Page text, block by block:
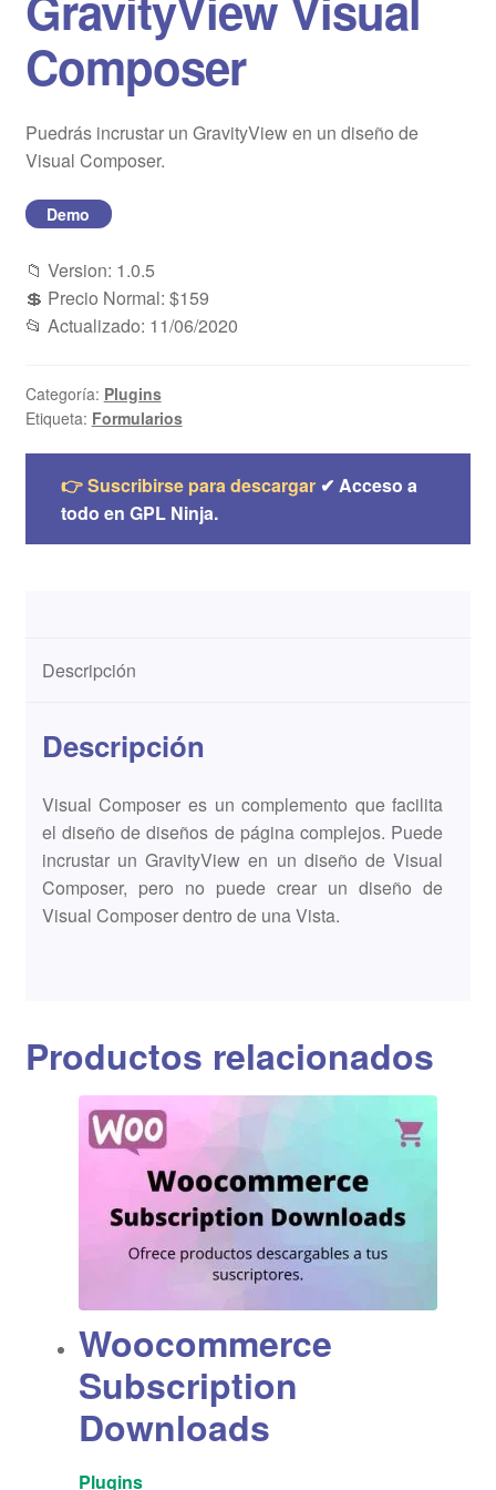
Blog
Mi cuenta
Composer
Puedrás incrustar un GravityView en un diseño de
Visual Composer.
Demo
📁 Version: 1.0.5
💲 Precio Normal: $159
📂 Actualizado: 11/06/2020
Categoría: Plugins
Etiqueta: Formularios
👉 Suscribirse para descargar✔ Acceso a
todo en GPL Ninja.
Descripción
Descripción
Visual Composer es un complemento que facilita
el diseño de diseños de página complejos. Puede
incrustar un GravityView en un diseño de Visual
Composer, pero no puede crear un diseño de
Visual Composer dentro de una Vista.
Productos relacionados
Woocommerce
Subscription
Downloads
Plugins